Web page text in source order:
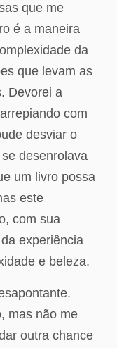
que me
é a maneira
da
que levam as
Devorei a
com
desviar o
desenrolava
um livro possa
este
com sua
experiência
e beleza.
mas não me
outra chance